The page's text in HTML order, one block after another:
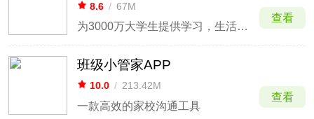
8.6 / 67M
为3000万大学生提供学习，生活，娱乐，就业一站式服务
查看
班级小管家APP
10.0 / 213.42M
一款高效的家校沟通工具
查看